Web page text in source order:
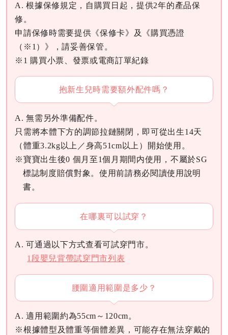
A. 根據保修規定，自購買日起，提供2年的產品保
修。
申請保修時需要提供《保修卡》及《購買憑證
（※1）》，請妥善保管。
※1 購買小票、發票或電商訂單紀錄
抱新生兒時需要額外配件嗎？
A. 無需另外準備配件。
只需將本體下方的調節拉鏈關閉，即可從出生14天
（體重3.2kg以上／身高51cm以上）開始使用。
※寶寶出生後0 個月至1個月期間内使用，不屬於SG
標誌制度賠償對象。使用前請務必閱讀使用說明
書。
在哪裏可以試穿？
A. 可通過以下方式查看可試穿門市。
1段嬰兒背帶試穿門市列表
腰圍適用範圍是多少？
A. 適用範圍約為55cm～120cm。
※根據體型及體重等個體差異，可能存在無法穿戴的